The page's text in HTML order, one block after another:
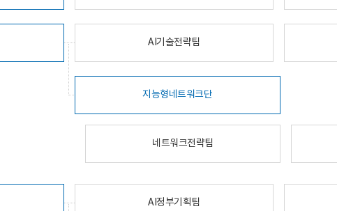
AI기술전략팀
지능형네트워크단
네트워크전략팀
AI정부기획팀